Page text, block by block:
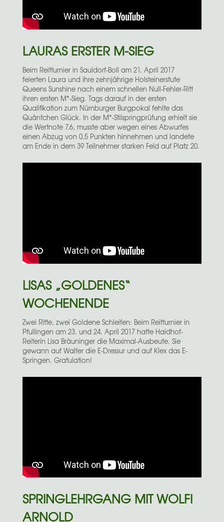
LAURAS ERSTER M-SIEG
Beim Reitturnier in Sauldorf-Boll am 21. April 2017
feierten Laura und ihre zehnjährige Holsteinerstute
Queens Sunshine nach einem schnellen Null-Fehler-Ritt
ihren ersten M*-Sieg. Tags darauf in der ersten
Qualifikation zum Nürnburger Burgpokal fehlte das
Quäntchen Glück. In der M*-Stilspringprüfung erhielt sie
die Wertnote 7,6, musste aber wegen eines Abwurfes
einen Abzug von 0,5 Punkten hinnehmen und landete
am Ende in dem 39 Teilnehmer starken Feld auf Platz 20.
LISAS „GOLDENES“
WOCHENENDE
Zwei Ritte, zwei Goldene Schleifen: Beim Reitturnier in
Pfullingen am 23. und 24. April 2017 hatte Haidhof-
Reiterin Lisa Bräuninger die Maximal-Ausbeute. Sie
gewann auf Walter die E-Dressur und auf Klex das E-
Springen. Gratulation!
SPRINGLEHRGANG MIT WOLFI
ARNOLD